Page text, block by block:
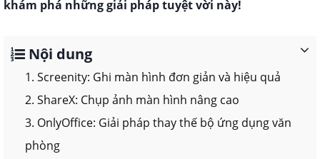
khám phá những giải pháp tuyệt vời này!
Nội dung
1. Screenity: Ghi màn hình đơn giản và hiệu quả
2. ShareX: Chụp ảnh màn hình nâng cao
3. OnlyOffice: Giải pháp thay thế bộ ứng dụng văn
phòng